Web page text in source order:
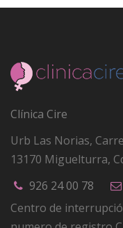
Clínica Cire
Urb Las Norias,
13170 Miguelturra,
926 24 00 78
Centro de